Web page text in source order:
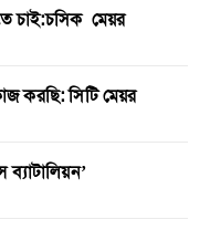
চাই:চসিক মেয়র
করছি: সিটি মেয়র